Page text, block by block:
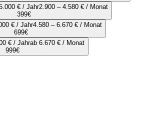
€ / Jahr2.900 – 4.580 € / Monat
399€
€ / Jahr4.580 – 6.670 € / Monat
699€
€ / Jahrab 6.670 € / Monat
999€